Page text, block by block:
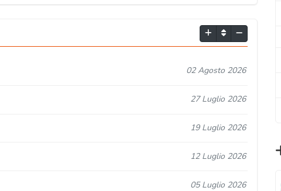
02 Agosto 2026
27 Luglio 2026
19 Luglio 2026
12 Luglio 2026
05 Luglio 2026